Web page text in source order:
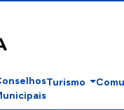
Turismo